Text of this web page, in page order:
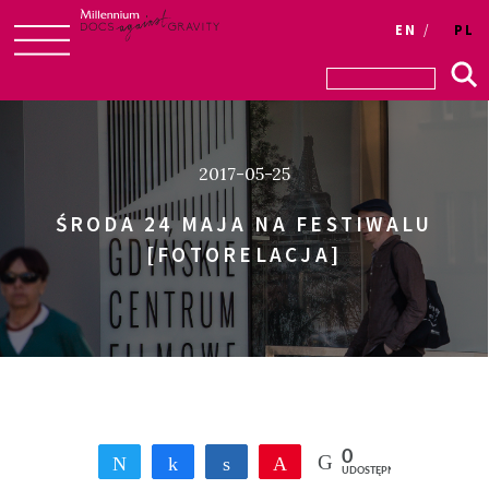
to
Login
EN PL
2017-05-25
ŚRODA 24 MAJA NA FESTIWALU
[FOTORELACJA]
Tweetnij UdostępnijUdostępnijPrzypnij
0
UDOSTĘPNIEŃ